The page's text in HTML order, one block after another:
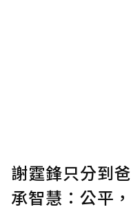
謝霆鋒只分到
承智慧：公平